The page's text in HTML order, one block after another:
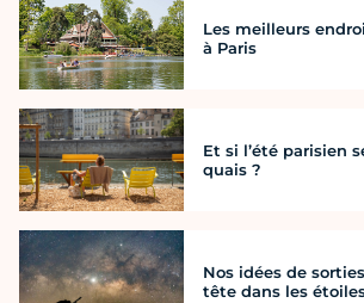
Les meilleurs
à Paris
Et si l’été parisien
quais ?
Nos idées de
tête dans les